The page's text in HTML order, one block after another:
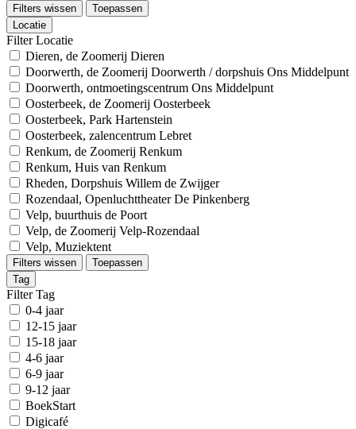
Filters wissen
Toepassen
Locatie
Filter Locatie
Dieren, de Zoomerij Dieren
Doorwerth, de Zoomerij Doorwerth / dorpshuis Ons Middelpunt
Doorwerth, ontmoetingscentrum Ons Middelpunt
Oosterbeek, de Zoomerij Oosterbeek
Oosterbeek, Park Hartenstein
Oosterbeek, zalencentrum Lebret
Renkum, de Zoomerij Renkum
Renkum, Huis van Renkum
Rheden, Dorpshuis Willem de Zwijger
Rozendaal, Openluchttheater De Pinkenberg
Velp, buurthuis de Poort
Velp, de Zoomerij Velp-Rozendaal
Velp, Muziektent
Filters wissen
Toepassen
Tag
Filter Tag
0-4 jaar
12-15 jaar
15-18 jaar
4-6 jaar
6-9 jaar
9-12 jaar
BoekStart
Digicafé